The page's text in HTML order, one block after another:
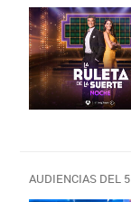
AUDIENCIAS DEL